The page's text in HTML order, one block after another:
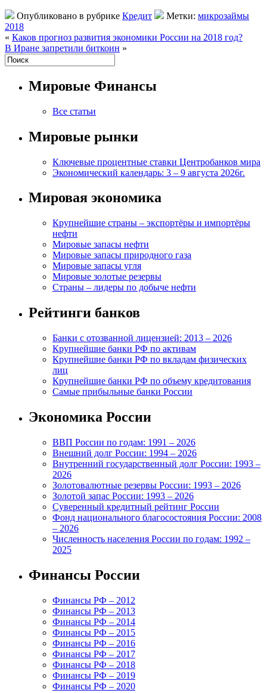
Опубликовано в рубрике Кредит Метки: микрозаймы
2018
« Каков прогноз развития экономики России на 2018 год?
В Иране запретили биткоин »
Мировые Финансы
Все статьи
Мировые рынки
Ключевые процентные ставки Центробанков мира
Экономический календарь: 3 – 9 августа 2026г.
Мировая экономика
Крупнейшие страны – экспортёры и импортёры
нефти
Мировые запасы нефти
Мировые запасы природного газа
Мировые запасы угля
Мировые золотые резервы
Страны – лидеры по добыче нефти
Рейтинги банков
Банки с отозванной лицензией: 2013 – 2026
Крупнейшие банки РФ по активам
Крупнейшие банки РФ по вкладам физических
лиц
Крупнейшие банки РФ по объему кредитования
Самые прибыльные банки России
Экономика России
ВВП России по годам: 1991 – 2026
Внешний долг России: 1994 – 2026
Внутренний государственный долг России: 1993 –
2026
Золотовалютные резервы России: 1993 – 2026
Золотой запас России: 1993 – 2026
Суверенный кредитный рейтинг России
Фонд национального благосостояния России: 2008
– 2026
Численность населения России по годам: 1992 –
2025
Финансы России
Финансы РФ – 2012
Финансы РФ – 2013
Финансы РФ – 2014
Финансы РФ – 2015
Финансы РФ – 2016
Финансы РФ – 2017
Финансы РФ – 2018
Финансы РФ – 2019
Финансы РФ – 2020